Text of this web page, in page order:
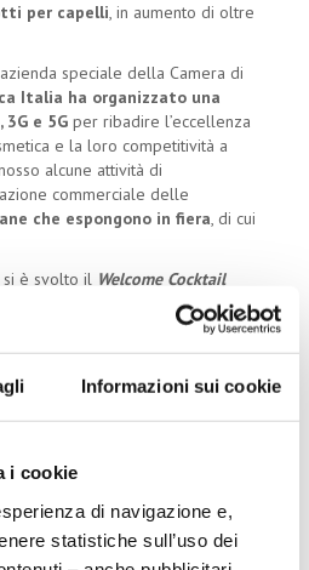
Informazioni sui cookie
i cookie
di navigazione e,
statistiche sull’uso dei
per capelli, in aumento di oltre
speciale della Camera di
Italia ha organizzato una
e 5G per ribadire l’eccellenza
e la loro competitività a
alcune attività di
commerciale delle
che espongono in fiera, di cui
è svolto il Welcome Cocktail
e Cosmoprof Bologna
locali ed espositori italiani,
di Hong Kong e il valore
focus sui trend di successo
ha completato l’intervento del
Rossello.
esclusivo e qualificato
dell’Associazione all’intera
ilMade in Italycome
Sempre più– ha
di Cosmetica Italia – le